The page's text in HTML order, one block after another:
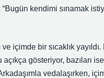
kendimi sınamak
içimde bir sıcaklık
gösteriyor, bazıları
vedalaşırken,